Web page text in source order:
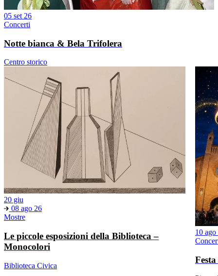
05 set 26
Concerti
Notte bianca & Bela Trifolera
Centro storico
20 giu
08 ago 26
Mostre
Le piccole esposizioni della Biblioteca –
Monocolori
Biblioteca Civica
10 ago